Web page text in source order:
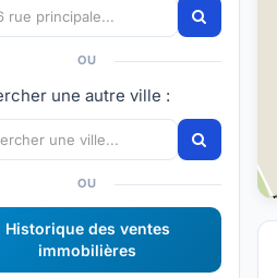
OU
une autre ville :
OU
Historique des ventes
immobilières